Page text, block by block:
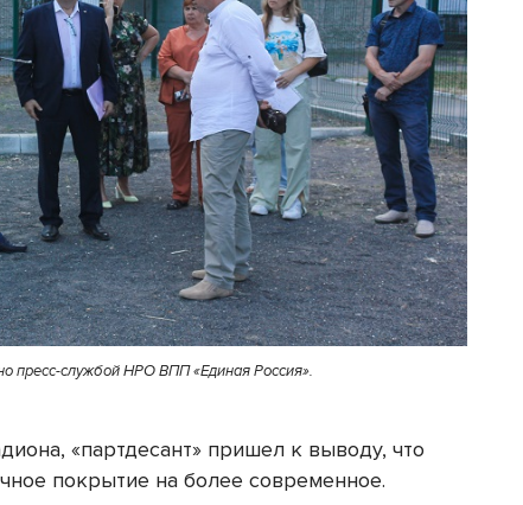
пресс-службой НРО ВПП «Единая Россия».
«партдесант» пришел к выводу, что
покрытие на более современное.